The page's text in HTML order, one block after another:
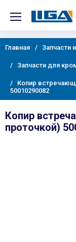
Главная Запчасти
Запчасти для
Копир
50010290082
Копир
проточкой)